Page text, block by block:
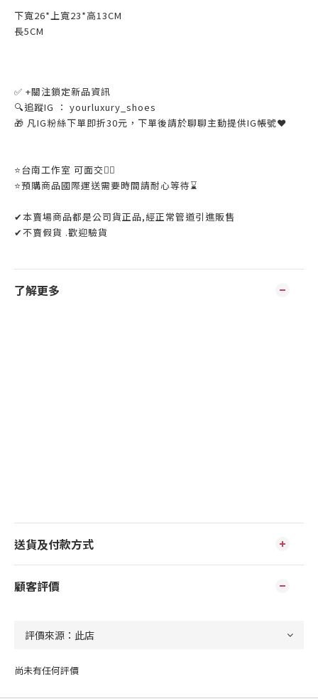
下寬26*上寬23*高13CM
長5CM
✅ +關注鎖定新品資訊
🔍追蹤IG ： yourluxury_shoes
🎁 凡IG粉絲下單即折30元，下單後請於聊聊主動提供IG帳號❤
⭐️台南工作室 可面交👌🏼
⭐️預購商品國際運送需要時間請耐心等待⌛️
✔本賣場商品都是公司貨正品,經正常管道引進販售
✔不賣假貨 .歡迎驗貨
了解更多
送貨及付款方式
顧客評價
尚未有任何評價